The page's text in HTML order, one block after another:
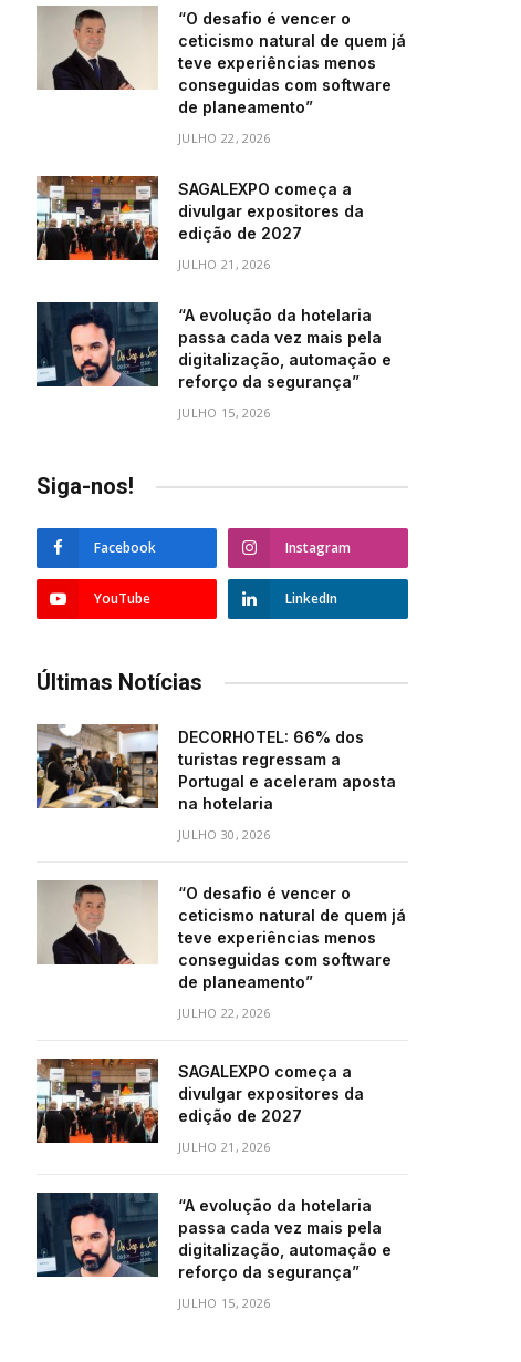
“O desafio é vencer o
ceticismo natural de quem já
teve experiências menos
conseguidas com software
de planeamento”
JULHO 22, 2026
SAGALEXPO começa a
divulgar expositores da
edição de 2027
JULHO 21, 2026
“A evolução da hotelaria
passa cada vez mais pela
digitalização, automação e
reforço da segurança”
JULHO 15, 2026
Siga-nos!
Facebook Instagram
YouTube LinkedIn
Últimas Notícias
DECORHOTEL: 66% dos
turistas regressam a
Portugal e aceleram aposta
na hotelaria
JULHO 30, 2026
“O desafio é vencer o
ceticismo natural de quem já
teve experiências menos
conseguidas com software
de planeamento”
JULHO 22, 2026
SAGALEXPO começa a
divulgar expositores da
edição de 2027
JULHO 21, 2026
“A evolução da hotelaria
passa cada vez mais pela
digitalização, automação e
reforço da segurança”
JULHO 15, 2026